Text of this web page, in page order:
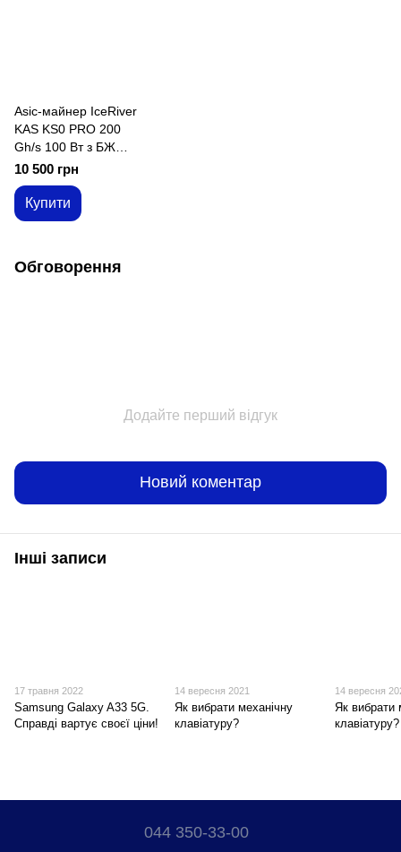
Asic-майнер IceRiver
KAS KS0 PRO 200
Gh/s 100 Вт з БЖ
(KS0 PRO 200Gh)
10 500 грн
Купити
Обговорення
Додайте перший відгук
Новий коментар
Інші записи
17 травня 2022
Samsung Galaxy A33 5G.
Справді вартує своєї ціни!
14 вересня 2021
Як вибрати механічну
клавіатуру?
14 вересня
Як вибрати
клавіатуру?
044 350-33-00